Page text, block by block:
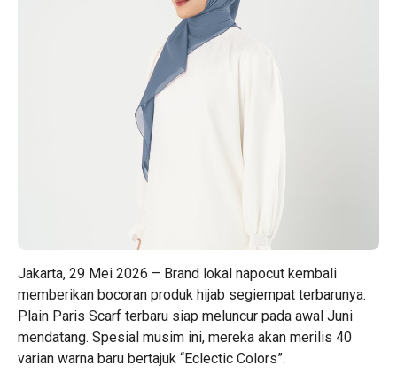
Jakarta, 29 Mei 2026 – Brand lokal napocut kembali
memberikan bocoran produk hijab segiempat terbarunya.
Plain Paris Scarf terbaru siap meluncur pada awal Juni
mendatang. Spesial musim ini, mereka akan merilis 40
varian warna baru bertajuk “Eclectic Colors”.